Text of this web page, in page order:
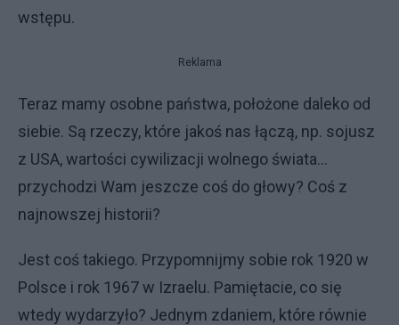
wstępu.
Reklama
Teraz mamy osobne państwa, położone daleko od
siebie. Są rzeczy, które jakoś nas łączą, np. sojusz
z USA, wartości cywilizacji wolnego świata...
przychodzi Wam jeszcze coś do głowy? Coś z
najnowszej historii?
Jest coś takiego. Przypomnijmy sobie rok 1920 w
Polsce i rok 1967 w Izraelu. Pamiętacie, co się
wtedy wydarzyło? Jednym zdaniem, które równie